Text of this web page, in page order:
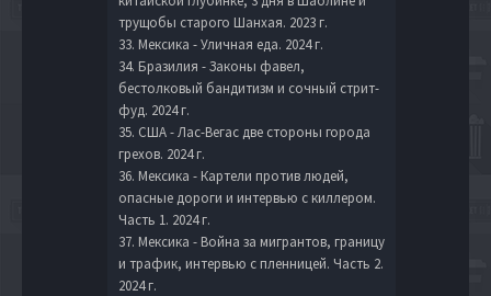
трущобы старого Шанхая. 2023 г.
33. Мексика - Уличная еда. 2024 г.
34. Бразилия - Законы фавел,
бестолковый бандитизм и сочный стрит-
фуд. 2024 г.
35. США - Лас-Вегас две стороны города
грехов. 2024 г.
36. Мексика - Картели против людей,
опасные дороги и интервью с киллером.
Часть 1. 2024 г.
37. Мексика - Вoйна за мигрaнтов, границу
и трафик, интервью с пленницей. Часть 2.
2024 г.